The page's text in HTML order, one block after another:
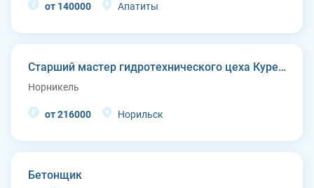
от 140000 Апатиты
Старший мастер гидротехнического цеха Курейской ГЭС (п. Светлогорск)
Норникель
от 216000 Норильск
Бетонщик